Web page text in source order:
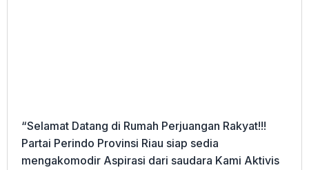
“Selamat Datang di Rumah Perjuangan Rakyat!!!
Partai Perindo Provinsi Riau siap sedia
mengakomodir Aspirasi dari saudara Kami Aktivis